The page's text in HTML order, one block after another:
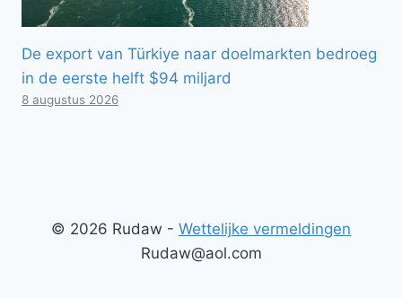
De export van Türkiye naar doelmarkten bedroeg
in de eerste helft $94 miljard
8 augustus 2026
© 2026 Rudaw - Wettelijke vermeldingen
Rudaw@aol.com